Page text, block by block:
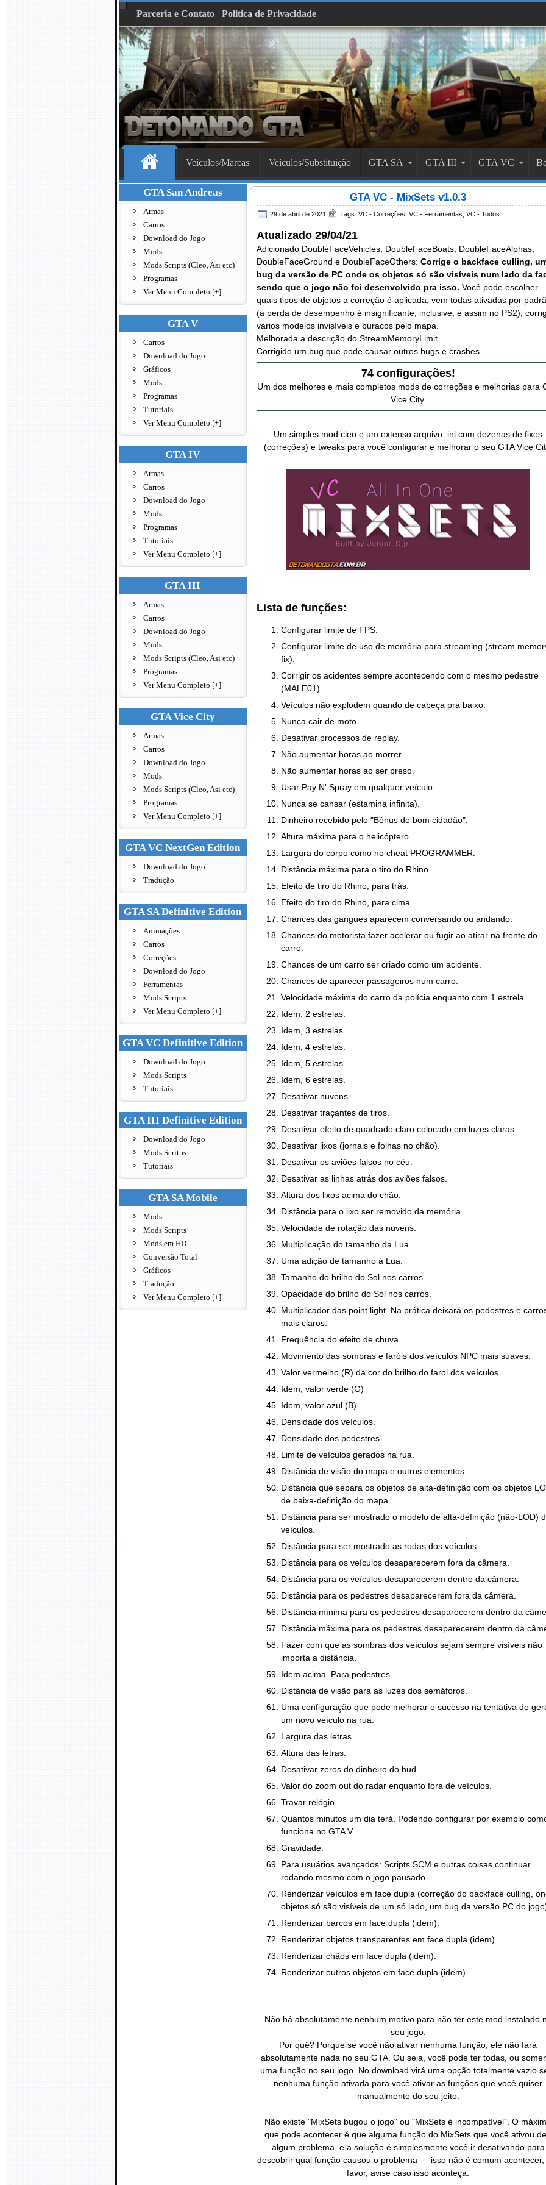
Parceria e Contato Politica de Privacidade
Veículos/Marcas Veículos/Substituição GTA SA GTA III GTA VC
GTA San Andreas
Armas
Carros
Download do Jogo
Mods
Mods Scripts (Cleo, Asi etc)
Programas
Ver Menu Completo [+]
GTA V
Carros
Download do Jogo
Gráficos
Mods
Programas
Tutoriais
Ver Menu Completo [+]
GTA IV
Armas
Carros
Download do Jogo
Mods
Programas
Tutoriais
Ver Menu Completo [+]
GTA III
Armas
Carros
Download do Jogo
Mods
Mods Scripts (Cleo, Asi etc)
Programas
Ver Menu Completo [+]
GTA Vice City
Armas
Carros
Download do Jogo
Mods
Mods Scripts (Cleo, Asi etc)
Programas
Ver Menu Completo [+]
GTA VC NextGen Edition
Download do Jogo
Tradução
GTA SA Definitive Edition
Animações
Carros
Correções
Download do Jogo
Ferramentas
Mods Scripts
Ver Menu Completo [+]
GTA VC Definitive Edition
Download do Jogo
Mods Scripts
Tutoriais
GTA III Definitive Edition
Download do Jogo
Mods Scritps
Tutoriais
GTA SA Mobile
Mods
Mods Scripts
Mods em HD
Conversão Total
Gráficos
Tradução
Ver Menu Completo [+]
GTA VC - MixSets v1.0.3
29 de abril de 2021 Tags: VC - Correções VC - Ferramentas VC - Todos
Atualizado 29/04/21
Adicionado DoubleFaceVehicles, DoubleFaceBoats, DoubleFaceAlphas,
DoubleFaceGround e DoubleFaceOthers: Corrige o backface culling,
bug da versão de PC onde os objetos só são visíveis num lado da
sendo que o jogo não foi desenvolvido pra isso. Você pode escolher
quais tipos de objetos a correção é aplicada, vem todas ativadas por
(a perda de desempenho é insignificante, inclusive, é assim no PS2),
vários modelos invisíveis e buracos pelo mapa.
Melhorada a descrição do StreamMemoryLimit.
Corrigido um bug que pode causar outros bugs e crashes.
74 configurações!
Um dos melhores e mais completos mods de correções e melhorias para
Vice City.
Um simples mod cleo e um extenso arquivo .ini com dezenas de fixes
(correções) e tweaks para você configurar e melhorar o seu GTA Vice
Lista de funções:
Configurar limite de FPS.
Configurar limite de uso de memória para streaming (stream
fix).
Corrigir os acidentes sempre acontecendo com o mesmo pedestre
(MALE01).
Veículos não explodem quando de cabeça pra baixo.
Nunca cair de moto.
Desativar processos de replay.
Não aumentar horas ao morrer.
Não aumentar horas ao ser preso.
Usar Pay N' Spray em qualquer veículo.
Nunca se cansar (estamina infinita).
Dinheiro recebido pelo "Bônus de bom cidadão".
Altura máxima para o helicóptero.
Largura do corpo como no cheat PROGRAMMER.
Distância máxima para o tiro do Rhino.
Efeito de tiro do Rhino, para trás.
Efeito do tiro do Rhino, para cima.
Chances das gangues aparecem conversando ou andando.
Chances do motorista fazer acelerar ou fugir ao atirar na frente do
carro.
Chances de um carro ser criado como um acidente.
Chances de aparecer passageiros num carro.
Velocidade máxima do carro da polícia enquanto com 1 estrela.
Idem, 2 estrelas.
Idem, 3 estrelas.
Idem, 4 estrelas.
Idem, 5 estrelas.
Idem, 6 estrelas.
Desativar nuvens.
Desativar traçantes de tiros.
Desativar efeito de quadrado claro colocado em luzes claras.
Desativar lixos (jornais e folhas no chão).
Desativar os aviões falsos no céu.
Desativar as linhas atrás dos aviões falsos.
Altura dos lixos acima do chão.
Distância para o lixo ser removido da memória.
Velocidade de rotação das nuvens.
Multiplicação do tamanho da Lua.
Uma adição de tamanho à Lua.
Tamanho do brilho do Sol nos carros.
Opacidade do brilho do Sol nos carros.
Multiplicador das point light. Na prática deixará os pedestres e
mais claros.
Frequência do efeito de chuva.
Movimento das sombras e faróis dos veículos NPC mais suaves.
Valor vermelho (R) da cor do brilho do farol dos veículos.
Idem, valor verde (G)
Idem, valor azul (B)
Densidade dos veículos.
Densidade dos pedestres.
Limite de veículos gerados na rua.
Distância de visão do mapa e outros elementos.
Distância que separa os objetos de alta-definição com os objetos
de baixa-definição do mapa.
Distância para ser mostrado o modelo de alta-definição (não-LOD)
veículos.
Distância para ser mostrado as rodas dos veículos.
Distância para os veículos desaparecerem fora da câmera.
Distância para os veículos desaparecerem dentro da câmera.
Distância para os pedestres desaparecerem fora da câmera.
Distância mínima para os pedestres desaparecerem dentro da
Distância máxima para os pedestres desaparecerem dentro da
Fazer com que as sombras dos veículos sejam sempre visíveis não
importa a distância.
Idem acima. Para pedestres.
Distância de visão para as luzes dos semáforos.
Uma configuração que pode melhorar o sucesso na tentativa de
um novo veículo na rua.
Largura das letras.
Altura das letras.
Desativar zeros do dinheiro do hud.
Valor do zoom out do radar enquanto fora de veículos.
Travar relógio.
Quantos minutos um dia terá. Podendo configurar por exemplo
funciona no GTA V.
Gravidade.
Para usuários avançados: Scripts SCM e outras coisas continuar
rodando mesmo com o jogo pausado.
Renderizar veículos em face dupla (correção do backface culling,
objetos só são visíveis de um só lado, um bug da versão PC do
Renderizar barcos em face dupla (idem).
Renderizar objetos transparentes em face dupla (idem).
Renderizar chãos em face dupla (idem).
Renderizar outros objetos em face dupla (idem).
Não há absolutamente nenhum motivo para não ter este mod instalado
seu jogo.
Por quê? Porque se você não ativar nenhuma função, ele não fará
absolutamente nada no seu GTA. Ou seja, você pode ter todas, ou
uma função no seu jogo. No download virá uma opção totalmente vazio
nenhuma função ativada para você ativar as funções que você quiser
manualmente do seu jeito.
Não existe "MixSets bugou o jogo" ou "MixSets é incompatível". O
que pode acontecer é que alguma função do MixSets que você ativou
algum problema, e a solução é simplesmente você ir desativando para
descobrir qual função causou o problema — isso não é comum acontecer,
favor, avise caso isso aconteça.